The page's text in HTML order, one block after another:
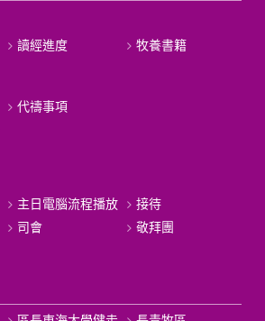
讀經進度 牧養書籍
代禱事項
主日電腦流程播放
接待
司會
敬拜團